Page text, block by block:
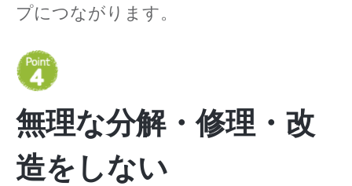
プにつながります。
無理な分解・修理・改
造をしない